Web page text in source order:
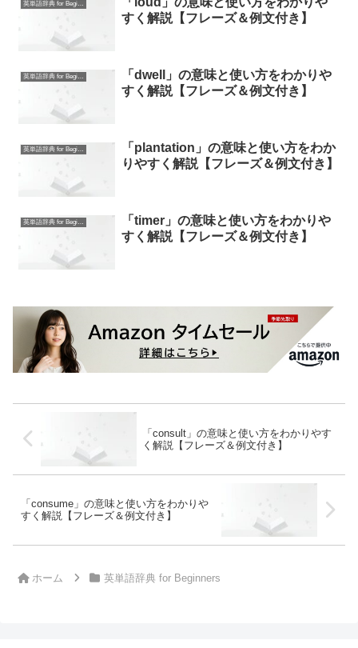
英単語辞典 for Beginners
すく解説【フレーズ＆例文付き】
英単語辞典 for Beginners
「dwell」の意味と使い方をわかりや
すく解説【フレーズ＆例文付き】
英単語辞典 for Beginners
「plantation」の意味と使い方をわか
りやすく解説【フレーズ＆例文付き】
英単語辞典 for Beginners
「timer」の意味と使い方をわかりや
すく解説【フレーズ＆例文付き】
「consult」の意味と使い方をわかりやす
く解説【フレーズ＆例文付き】
「consume」の意味と使い方をわかりや
すく解説【フレーズ＆例文付き】
ホーム 英単語辞典 for Beginners